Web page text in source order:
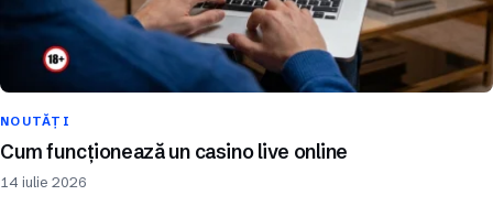
NOUTĂȚI
Cum funcționează un casino live online
14 iulie 2026